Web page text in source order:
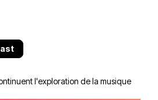
l'exploration de la musique